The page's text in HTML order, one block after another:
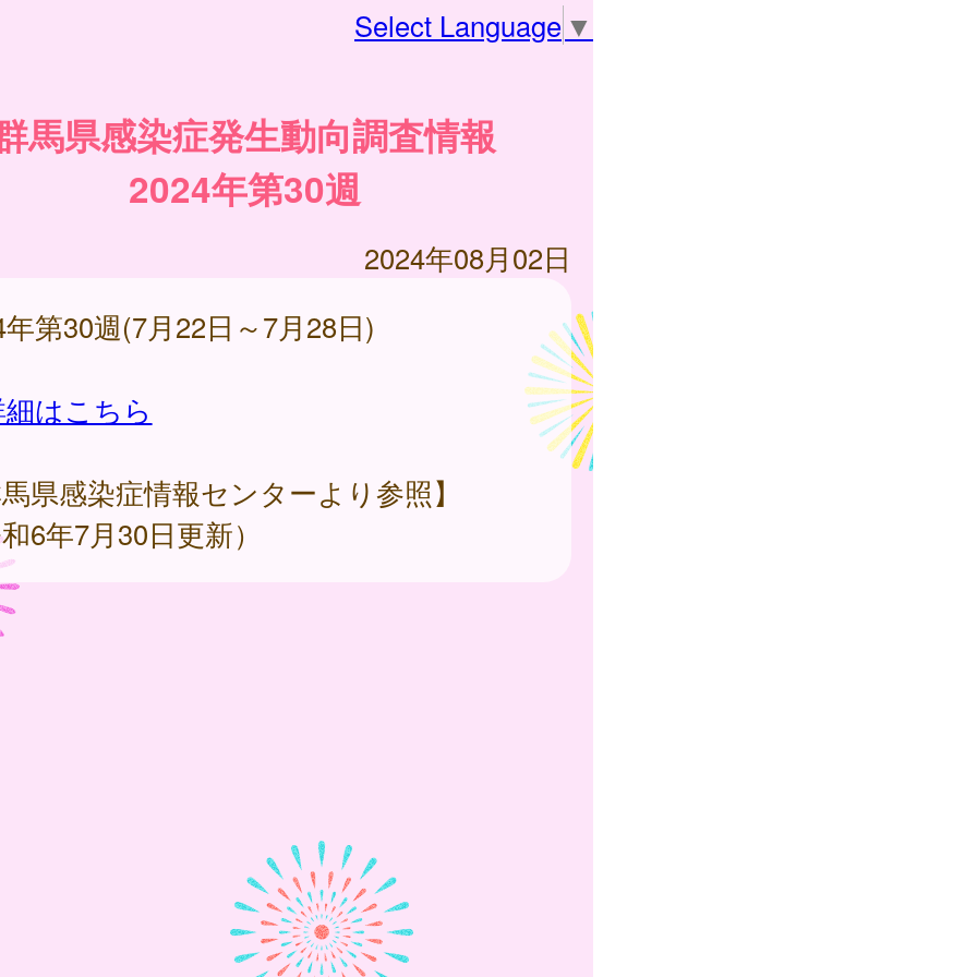
Select Language ▼
馬県感染症発生動向調査情報
2024年第30週
2024年08月02日
第30週(7月22日～7月28日)
はこちら
県感染症情報センターより参照】
6年7月30日更新）